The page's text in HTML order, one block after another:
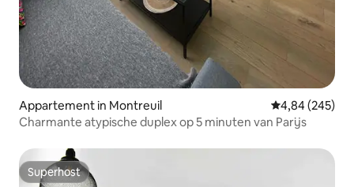
Appartement in Montreuil Gemiddelde
4,84 (245)
Charmante atypische duplex op 5 minuten van Parijs
Superhost
Superhost